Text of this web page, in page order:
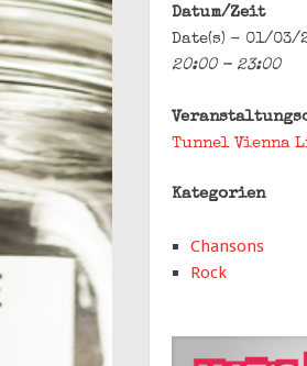
Datum/Zeit
Date(s) - 01/03/
20:00 - 23:00
Tunnel Vienna
Kategorien
Chansons
Rock